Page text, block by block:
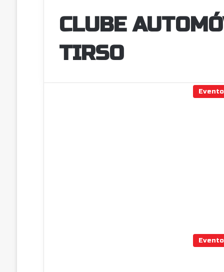
CLUBE
TIRSO